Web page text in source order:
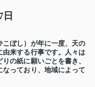
ぼし）が年に一度、天の
由来する行事です。人々は
の紙に願いごとを書き、
っており、地域によって